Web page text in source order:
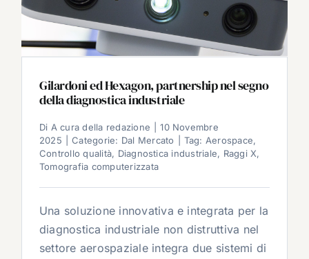
Gilardoni ed Hexagon, partnership nel segno
della diagnostica industriale
Di A cura della redazione
10 Novembre
2025
Categorie: Dal Mercato Tag: Aerospace,
Controllo qualità, Diagnostica industriale, Raggi X,
Tomografia computerizzata
Una soluzione innovativa e integrata per la
diagnostica industriale non distruttiva nel
settore aerospaziale integra due sistemi di